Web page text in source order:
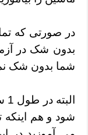
در صورتی که
بدون شک در
شما بدون شک
شود و هم اینکه